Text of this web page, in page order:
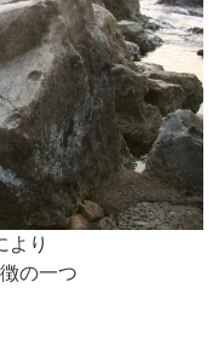
より
の一つ